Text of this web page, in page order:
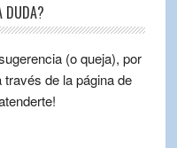
DUDA?
(o queja), por
de la página de